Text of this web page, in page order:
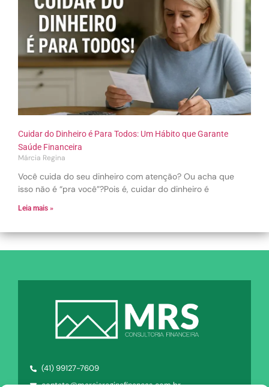
Cuidar do Dinheiro é Para Todos: Um Hábito que Garante
Saúde Financeira
Márcia Regina
Você cuida do seu dinheiro com atenção? Ou acha que
isso não é “pra você”?Pois é, cuidar do dinheiro é
Leia mais »
(41) 99127-7609